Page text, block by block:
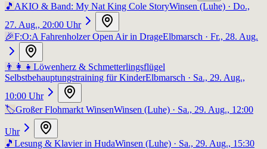
🎵 AKIO & Band: My Nat King Cole StoryWinsen (Luhe) · Do.,
27. Aug., 20:00 Uhr
🎉F:O:A Fahrenholzer Open Air in DrageElbmarsch · Fr., 28. Aug.
👨‍👩‍👧 Löwenherz & Schmetterlingsflügel
Selbstbehauptungstraining für KinderElbmarsch · Sa., 29. Aug.,
10:00 Uhr
🏷️Großer Flohmarkt WinsenWinsen (Luhe) · Sa., 29. Aug., 12:00
Uhr
🎵 Lesung & Klavier in HudaWinsen (Luhe) · Sa., 29. Aug., 15:30